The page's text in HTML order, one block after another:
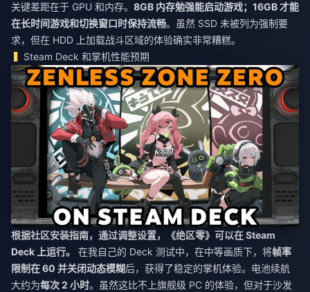
关键差距在于 GPU 和内存。 8GB 内存勉强能启动游戏；16GB 才能
在长时间游戏和切换窗口时保持流畅。虽然 SSD 未被列为强制要
求，但在 HDD 上加载战斗区域的体验确实非常糟糕。
Steam Deck 和掌机性能预期
根据社区安装指南，通过调整设置，《绝区零》可以在 Steam
Deck 上运行。
在我自己的 Deck 测试中，在中等画质下，将帧率
限制在 60 并关闭动态模糊后，获得了稳定的掌机体验。电池续航
大约为每次 2 小时。虽然这比不上旗舰级 PC 的体验，但对于沙发